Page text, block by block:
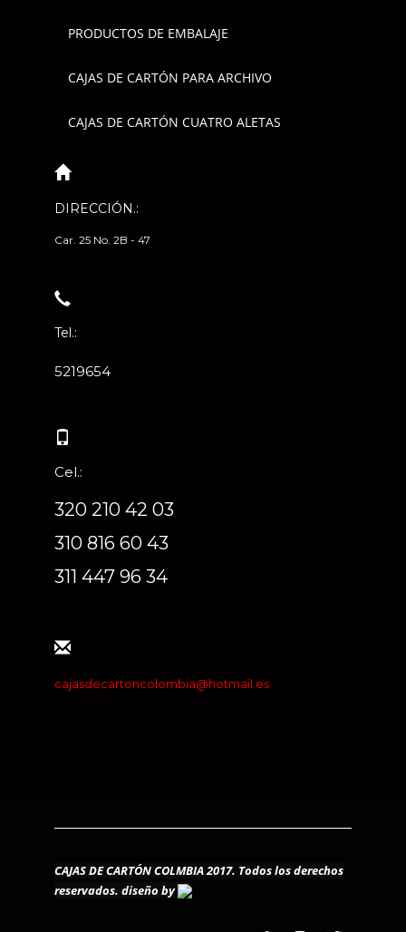
PRODUCTOS DE EMBALAJE
CAJAS DE CARTÓN PARA ARCHIVO
CAJAS DE CARTÓN CUATRO ALETAS
DIRECCIÓN.:
Car. 25 No. 2B - 47
Tel.:
5219654
Cel.:
320 210 42 03
310 816 60 43
311 447 96 34
cajasdecartoncolombia@hotmail.es
CAJAS DE CARTÓN COLMBIA 2017. Todos los derechos
reservados. diseño by